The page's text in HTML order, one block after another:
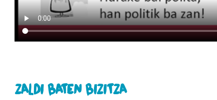
ZALDI BATEN BIZITZA